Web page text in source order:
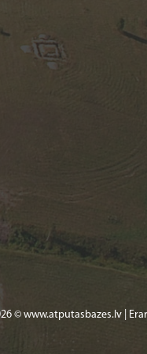
© www.atputasbazes.lv |